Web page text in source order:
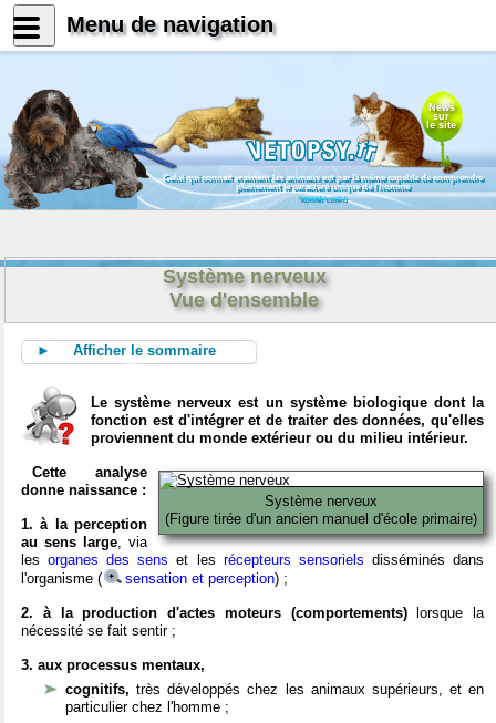
News
sur
le site
Celui qui connait vraiment les animaux est par là même capable de comprendre
pleinement le caractère unique de l'homme
Konrad Lorenz
Système nerveux
Vue d'ensemble
► Afficher le sommaire
Le système nerveux est un système biologique dont la
fonction est d'intégrer et de traiter des données, qu'elles
proviennent du monde extérieur ou du milieu intérieur.
Système nerveux
(Figure tirée d'un ancien manuel d'école primaire)
Cette analyse
donne naissance :
1. à la perception
au sens large, via
lesorganes des sens et les récepteurs sensoriels disséminés dans
l'organisme (
sensation et perception) ;
2. à la production d'actes moteurs (comportements)lorsque la
nécessité se fait sentir ;
3. aux processus mentaux,
cognitifs,très développés chez les animaux supérieurs, et en
particulier chez l'homme ;
Menu de navigation